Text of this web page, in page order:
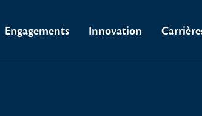
Engagements Innovation